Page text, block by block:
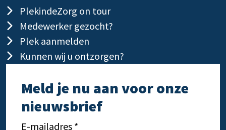
PlekindeZorg on tour
Medewerker gezocht?
Plek aanmelden
Kunnen wij u ontzorgen?
Meld je nu aan voor onze
nieuwsbrief
E-mailadres *